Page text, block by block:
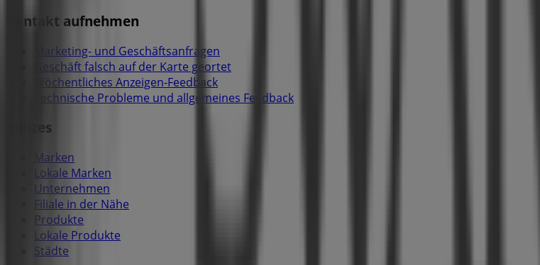
Kontakt aufnehmen
Marketing- und Geschäftsanfragen
Geschäft falsch auf der Karte geortet
Wöchentliches Anzeigen-Feedback
Technische Probleme und allgemeines Feedback
Indizes
Marken
Lokale Marken
Unternehmen
Filiale in der Nähe
Produkte
Lokale Produkte
Städte